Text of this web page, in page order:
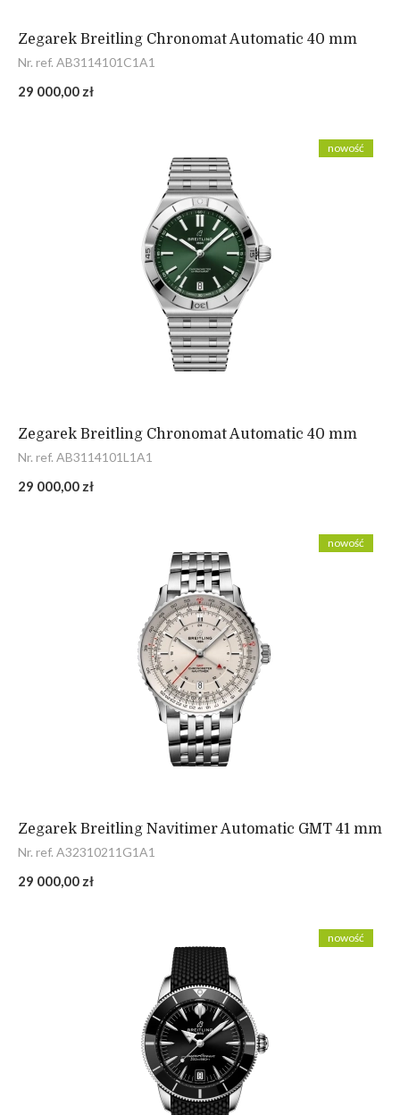
Zegarek Breitling Chronomat Automatic 40 mm
Nr. ref. AB3114101C1A1
29 000,00 zł
Zegarek Breitling Chronomat Automatic 40 mm
Nr. ref. AB3114101L1A1
29 000,00 zł
nowość
Zegarek Breitling Navitimer Automatic GMT 41 mm
Nr. ref. A32310211G1A1
29 000,00 zł
nowość
nowość